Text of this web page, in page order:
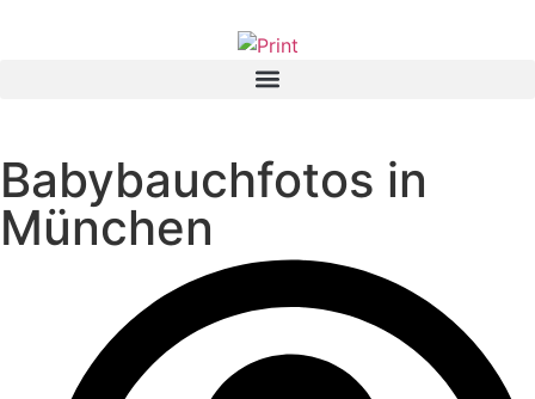
Babybauchfotos in
München